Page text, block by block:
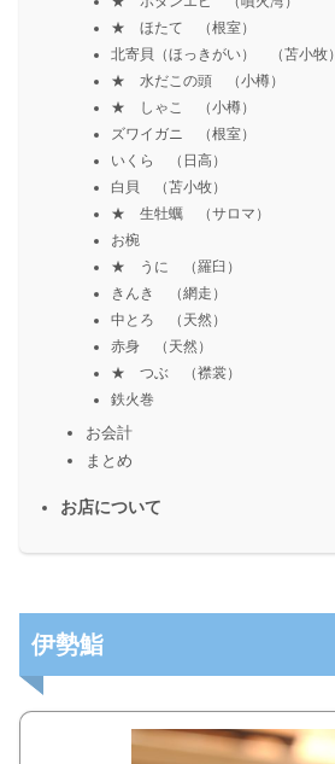
★ ほたて （根室）
北寄貝（ほっきがい） （苫小牧）
★ 水だこの頭 （小樽）
★ しゃこ （小樽）
ズワイガニ （根室）
いくら （日高）
白貝 （苫小牧）
★ 生牡蠣 （サロマ）
お椀
★ うに （羅臼）
きんき （網走）
中とろ （天然）
赤身 （天然）
★ つぶ （襟裳）
鉄火巻
お会計
まとめ
お店について
伊勢鮨